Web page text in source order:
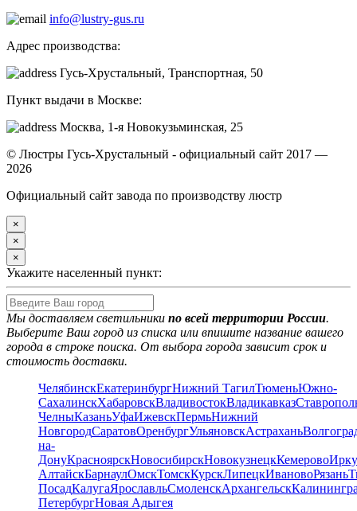
info@lustry-gus.ru
Адрес производства:
Гусь-Хрустальный, Транспортная, 50
Пункт выдачи в Москве:
Москва, 1-я Новокузьминская, 25
© Люстры Гусь-Хрустальный - официальный сайт 2017 —
2026
Официальный сайт завода по производству люстр
×
×
×
Укажите населенный пункт:
Мы доставляем светильники по всей территории России.
Выберите Ваш город из списка или впишите название вашего
города в строке поиска. От выбора города зависит срок и
стоимость доставки.
ЧелябинскЕкатеринбургНижний ТагилТюменьЮжно-
СахалинскХабаровскВладивостокВладикавказ
ЧелныКазаньУфаИжевскПермьНижний
НовгородСаратовОренбургУльяновскАстрахань
на-
ДонуКрасноярскНовосибирскНовокузнецкКемерово
АлтайскБарнаулОмскТомскКурскЛипецкИвановоРязань
ПосадКалугаЯрославльСмоленскАрхангельск
ПетербургНовая Адыгея